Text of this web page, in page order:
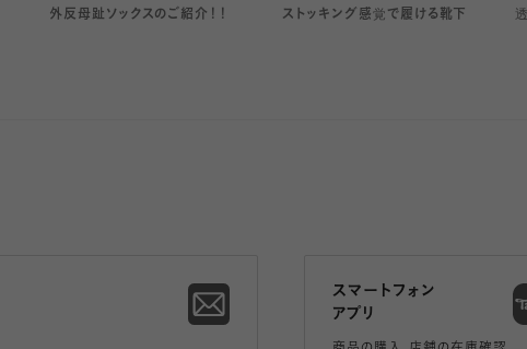
外反母趾ソックスのご紹介！！
ストッキング感覚で履ける靴下
スマートフォン
アプリ